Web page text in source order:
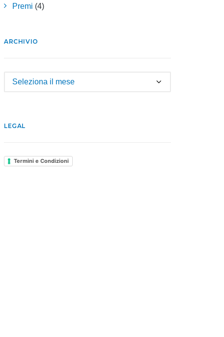
Premi (4)
ARCHIVIO
Archivio
LEGAL
Termini e Condizioni